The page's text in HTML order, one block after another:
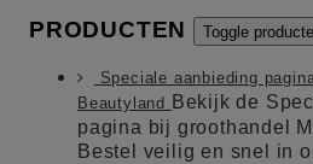
PRODUCTEN Toggle
Speciale aanbieding
Beautyland
Bekijk de
pagina bij groothandel
Bestel veilig en snel in